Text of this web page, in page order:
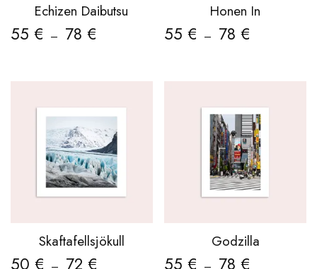
Echizen Daibutsu
55 € – 78 €
Honen In
55€ – 78€
Skaftafellsjökull
50 € 72 €
Godzilla
55€ 78€